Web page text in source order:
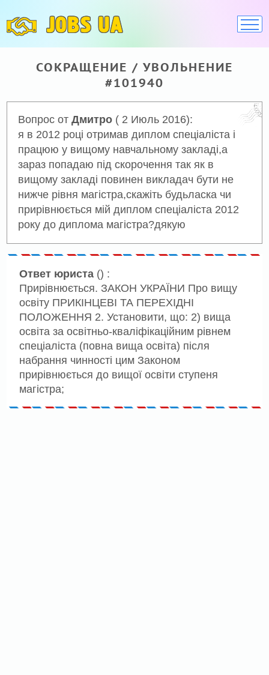
JOBS UA
СОКРАЩЕНИЕ / УВОЛЬНЕНИЕ
#101940
Вопрос от Дмитро( 2 Июль 2016):
я в 2012 році отримав диплом спеціаліста і
працюю у вищому навчальному закладі,а
зараз попадаю під скорочення так як в
вищому закладі повинен викладач бути не
нижче рівня магістра,скажіть будьласка чи
прирівнюється мій диплом спеціаліста 2012
року до диплома магістра?дякую
Ответ юриста() :
Прирівнюється. ЗАКОН УКРАЇНИ Про вищу
освіту ПРИКІНЦЕВІ ТА ПЕРЕХІДНІ
ПОЛОЖЕННЯ 2. Установити, що: 2) вища
освіта за освітньо-кваліфікаційним рівнем
спеціаліста (повна вища освіта) після
набрання чинності цим Законом
прирівнюється до вищої освіти ступеня
магістра;